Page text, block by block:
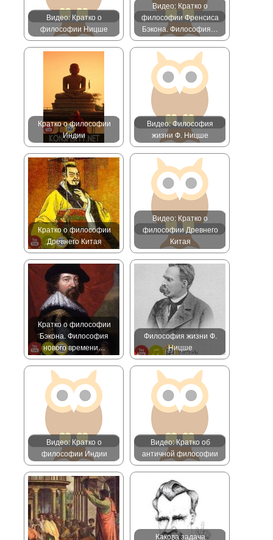
Видео: Кратко о
философии Ницше
Видео: Кратко о
философии Френсиса
Бэкона. Философия…
Кратко о философии
Индии
Видео: Философия
жизни Ф. Ницше
Кратко о философии
Древнего Китая
Видео: Кратко о
философии Древнего
Китая
Кратко о философии
Бэкона. Философия
нового времени…
Философия жизни Ф.
Ницше
Видео: Кратко о
философии Индии
Видео: Кратко об
античной философии
Какова задача